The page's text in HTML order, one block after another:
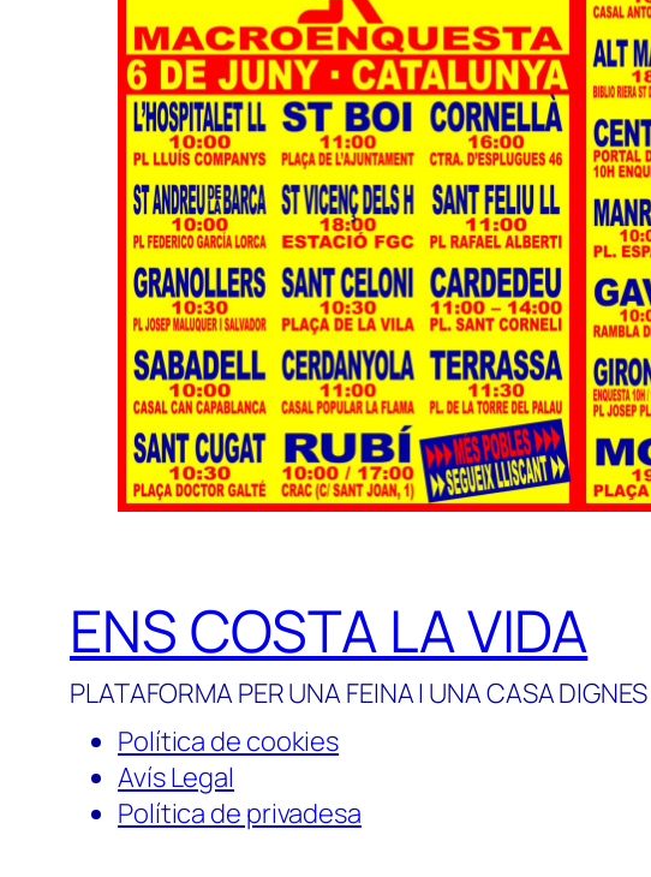
ENS COSTA LA VIDA
PLATAFORMA PER UNA FEINA I UNA CASA DIGNES
Política de cookies
Avís Legal
Política de privadesa